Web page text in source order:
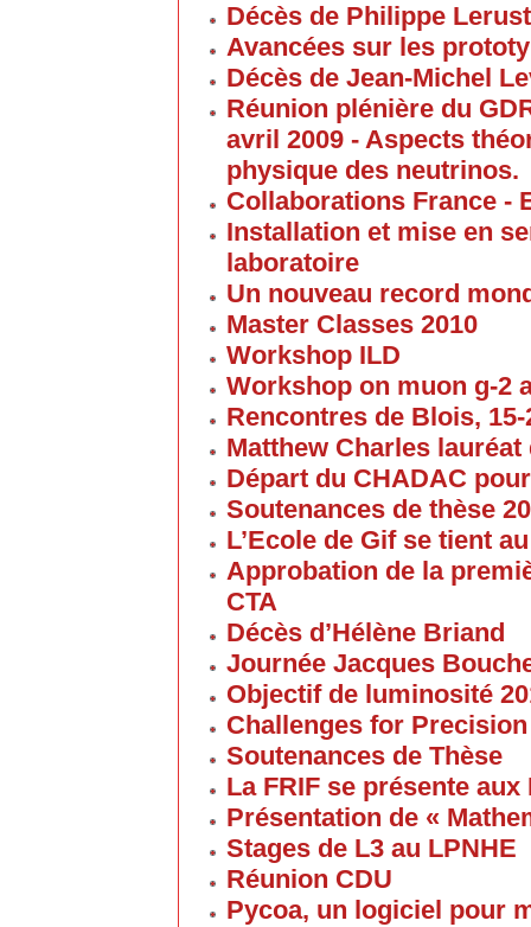
Décès de Philippe
Avancées sur les
Décès de Jean-Michel
Réunion plénière du
avril 2009 - Aspects
physique des neutrinos.
Collaborations France -
Installation et mise en
laboratoire
Un nouveau record
Master Classes 2010
Workshop ILD
Workshop on muon g-2
Rencontres de Blois,
Matthew Charles
Départ du CHADAC
Soutenances de thèse
L’Ecole de Gif se tient
Approbation de la
CTA
Décès d’Hélène Briand
Journée Jacques
Objectif de luminosité
Challenges for
Soutenances de Thèse
La FRIF se présente aux
Présentation de «
Stages de L3 au LPNHE
Réunion CDU
Pycoa, un logiciel pour